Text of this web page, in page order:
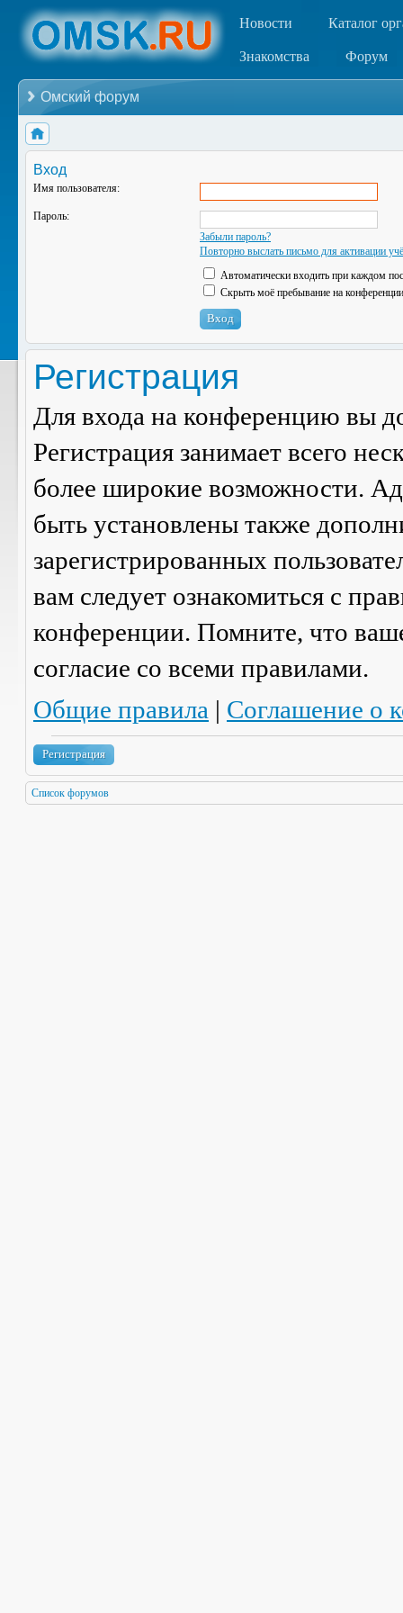
Новости Каталог
Знакомства Форум
Омский форум
Вход
Имя пользователя:
Пароль:
Забыли пароль?
Повторно выслать письмо для активации
Автоматически входить при каждом
Скрыть моё пребывание на
Регистрация
Для входа на конференцию вы
Регистрация занимает всего
более широкие возможности.
быть установлены также
зарегистрированных
вам следует ознакомиться с
конференции. Помните, что
согласие со всеми правилами.
Общие правила | Соглашение о
Регистрация
Список форумов